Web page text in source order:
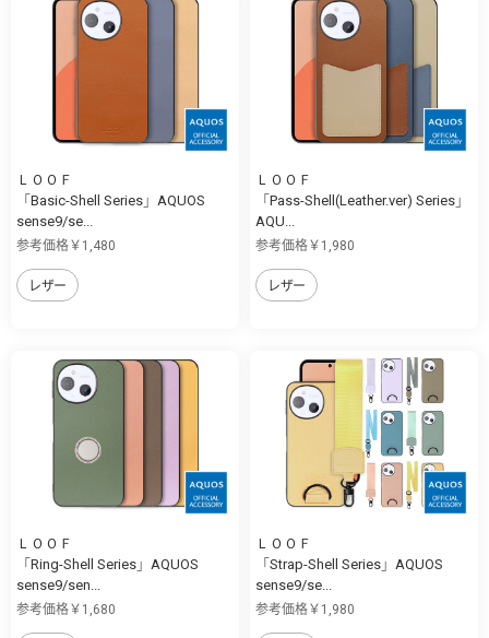
ＬＯＯＦ
「Basic-Shell Series」AQUOS
sense9/se...
参考価格￥1,480
レザー
ＬＯＯＦ
「Pass-Shell(Leather.ver) Series」
AQU...
参考価格￥1,980
レザー
ＬＯＯＦ
「Ring-Shell Series」AQUOS
sense9/sen...
参考価格￥1,680
ＬＯＯＦ
「Strap-Shell Series」AQUOS
sense9/se...
参考価格￥1,980